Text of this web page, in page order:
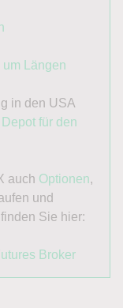
Längen
in den USA
Depot für den
auch Optionen,
und
Sie hier:
Broker